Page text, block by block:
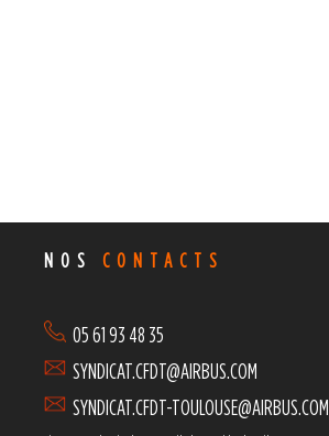
NOSCONTACTS
05 61 93 48 35
SYNDICAT.CFDT@AIRBUS.COM
SYNDICAT.CFDT-TOULOUSE@AIRBUS.COM